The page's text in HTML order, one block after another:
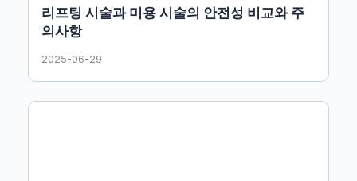
리프팅 시술과 미용 시술의 안전성 비교와 주
의사항
2025-06-29